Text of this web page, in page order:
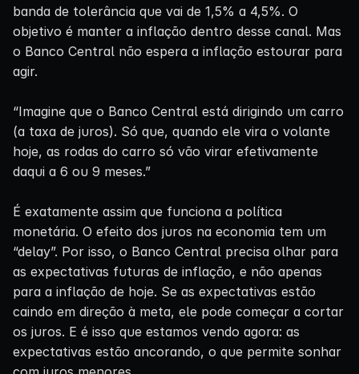
banda de tolerância que vai de 1,5% a 4,5%. O
objetivo é manter a inflação dentro desse canal. Mas
o Banco Central não espera a inflação estourar para
agir.
“Imagine que o Banco Central está dirigindo um carro
(a taxa de juros). Só que, quando ele vira o volante
hoje, as rodas do carro só vão virar efetivamente
daqui a 6 ou 9 meses.”
É exatamente assim que funciona a política
monetária. O efeito dos juros na economia tem um
“delay”. Por isso, o Banco Central precisa olhar para
as expectativas futuras de inflação, e não apenas
para a inflação de hoje. Se as expectativas estão
caindo em direção à meta, ele pode começar a cortar
os juros. E é isso que estamos vendo agora: as
expectativas estão ancorando, o que permite sonhar